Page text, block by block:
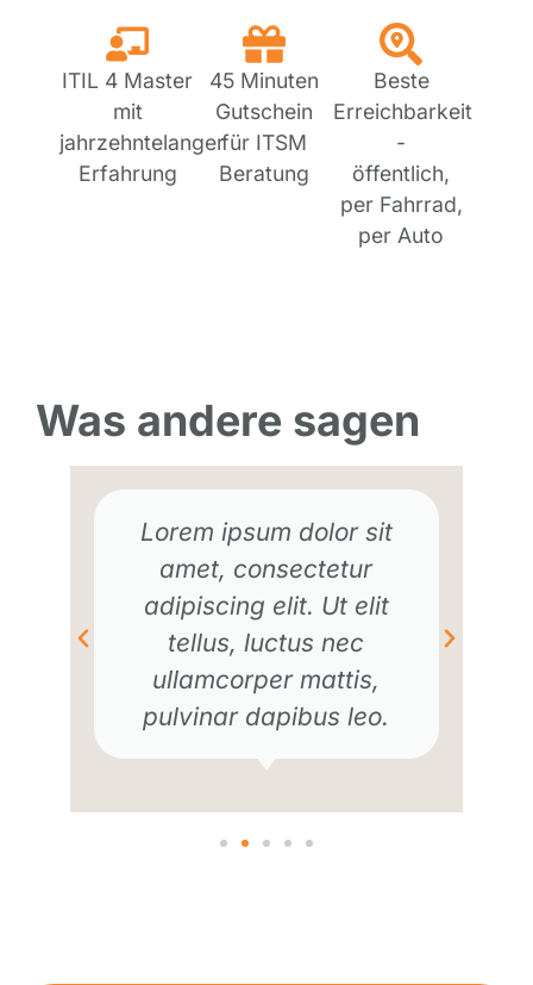
ITIL 4 Master
mit
jahrzehntelanger
Erfahrung
45 Minuten
Gutschein
für ITSM
Beratung
Beste
Erreichbarkeit
-
öffentlich,
per Fahrrad,
per Auto
Was andere sagen
Lorem ipsum dolor sit
amet, consectetur
adipiscing elit. Ut elit
tellus, luctus nec
ullamcorper mattis,
pulvinar dapibus leo.